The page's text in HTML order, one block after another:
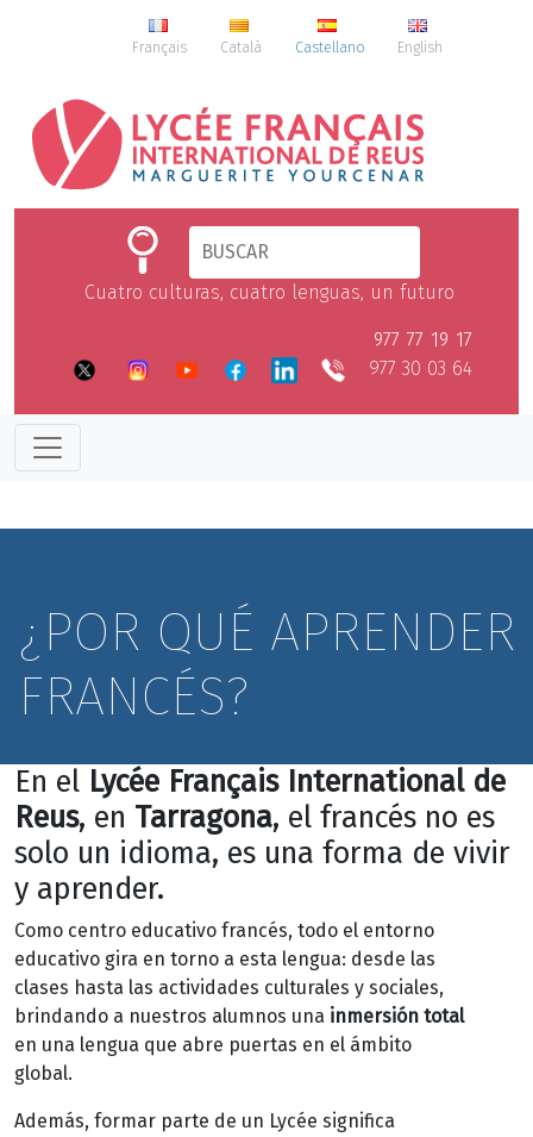
Français Català Castellano English
Cuatro culturas, cuatro lenguas, un futuro
977 77 19 17
977 30 03 64
¿POR QUÉ APRENDER
FRANCÉS?
En el Lycée Français International de
Reus, en Tarragona, el francés no es
solo un idioma, es una forma de vivir
y aprender.
Como centro educativo francés, todo el entorno
educativo gira en torno a esta lengua: desde las
clases hasta las actividades culturales y sociales,
brindando a nuestros alumnos una inmersión total
en una lengua que abre puertas en el ámbito
global.
Además, formar parte de un Lycée significa